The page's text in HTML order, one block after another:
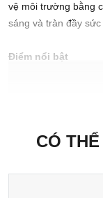
vệ môi trường bằng
sáng và tràn đầy sức
Điểm nổi bật
Tái sử dụng như
CÓ